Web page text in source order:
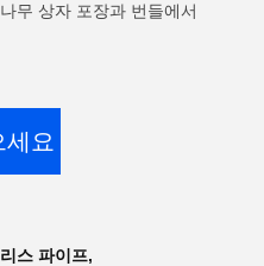
무 상자 포장과 번들에서
요
스 파이프,